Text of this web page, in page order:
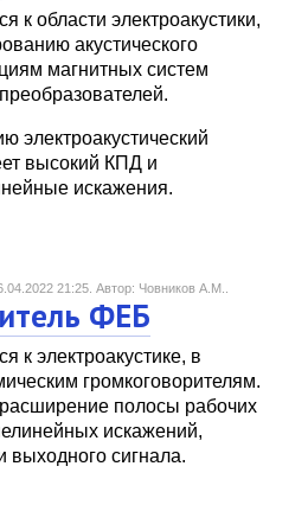
к области электроакустики,
акустического
магнитных систем
электроакустический
высокий КПД и
искажения.
21:25. Автор: Човников А.М..
ФЕБ
к электроакустике, в
громкоговорителям.
полосы рабочих
искажений,
выходного сигнала.